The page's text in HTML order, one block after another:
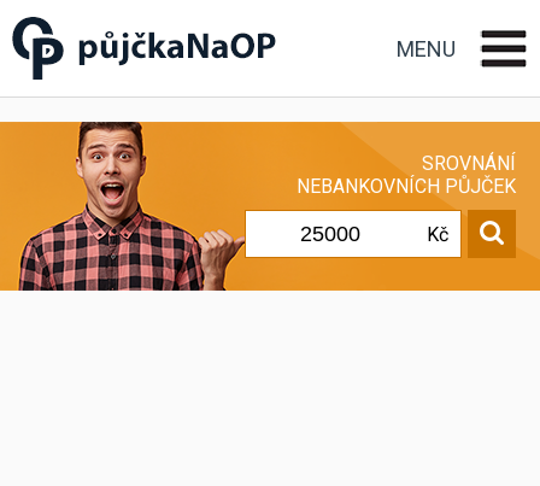
Půjčka na OP občanský
průkaz
MENU
SROVNÁNÍ
NEBANKOVNÍCH PŮJČEK
Kč